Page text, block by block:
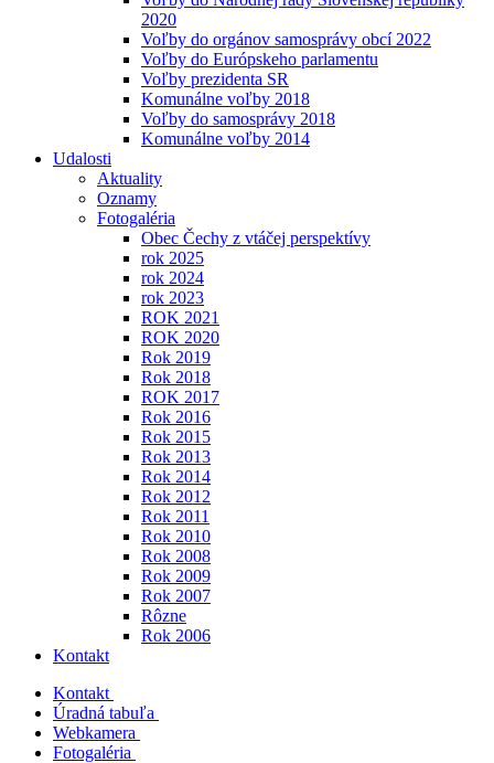
2020
Voľby do orgánov samosprávy obcí 2022
Voľby do Európskeho parlamentu
Voľby prezidenta SR
Komunálne voľby 2018
Voľby do samosprávy 2018
Komunálne voľby 2014
Udalosti
Aktuality
Oznamy
Fotogaléria
Obec Čechy z vtáčej perspektívy
rok 2025
rok 2024
rok 2023
ROK 2021
ROK 2020
Rok 2019
Rok 2018
ROK 2017
Rok 2016
Rok 2015
Rok 2013
Rok 2014
Rok 2012
Rok 2011
Rok 2010
Rok 2008
Rok 2009
Rok 2007
Rôzne
Rok 2006
Kontakt
Kontakt
Úradná tabuľa
Webkamera
Fotogaléria